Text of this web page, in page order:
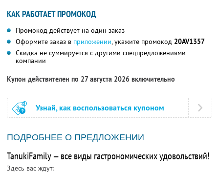
КАК РАБОТАЕТ ПРОМОКОД
Промокод действует на один заказ
Оформите заказ в приложении, укажите промокод 20AV1357
Скидка не суммируется с другими спецпредложениями
компании
Купон действителен по 27 августа 2026 включительно
Узнай, как воспользоваться купоном
ПОДРОБНЕЕ О ПРЕДЛОЖЕНИИ
TanukiFamily — все виды гастрономических удовольствий!
Здесь вас ждут: